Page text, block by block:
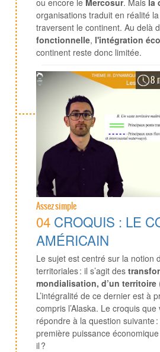
organisations traduit en réalité
traversent le continent. Au delà
fonctionnelle, l'intégration
continent reste donc limitée.
8
Assez simple
04 CROQUIS : LE
AMÉRICAIN
Le sujet est centré sur la notion
territoriales : il s’agit des
mondialisation, d’un territoire
L’intégralité de ce dernier est à
compris l’Alaska. Le croquis
répondre à la question suivante
première puissance
il ?